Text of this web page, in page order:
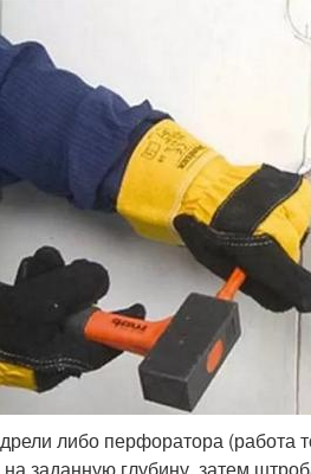
либо перфоратора (работа